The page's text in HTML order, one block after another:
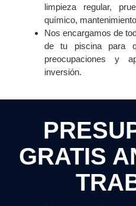
limpieza regular,
químico,
Nos encargamos de
de tu piscina para
preocupaciones y
inversión.
GRATIS